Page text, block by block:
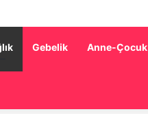
Gebelik Anne-Çocuk